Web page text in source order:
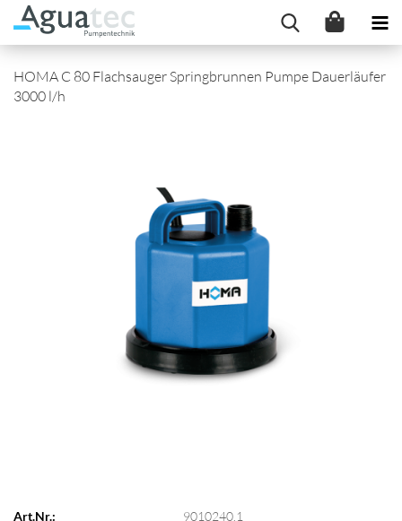
HOMA C 80 Flachsauger Springbrunnen Pumpe Dauerläufer
3000 l/h
Art.Nr.:
9010240.1